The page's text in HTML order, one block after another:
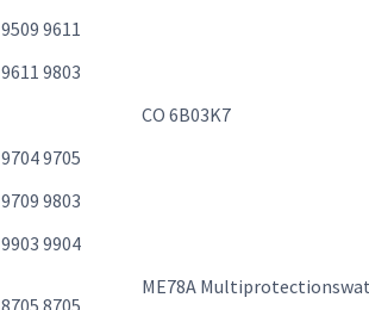
9509 9611
9611 9803
CO 6B03K7
9704 9705
9709 9803
9903 9904
ME78A